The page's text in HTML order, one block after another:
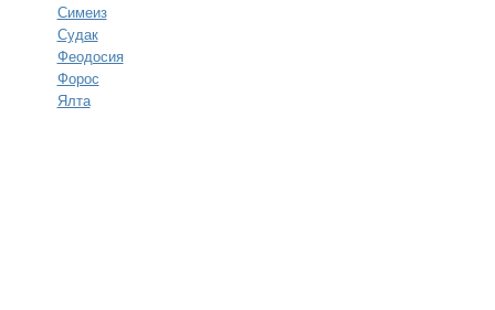
Симеиз
Судак
Феодосия
Форос
Ялта